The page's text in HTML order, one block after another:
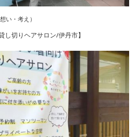
い・考え）
し切りヘアサロン/伊丹市】